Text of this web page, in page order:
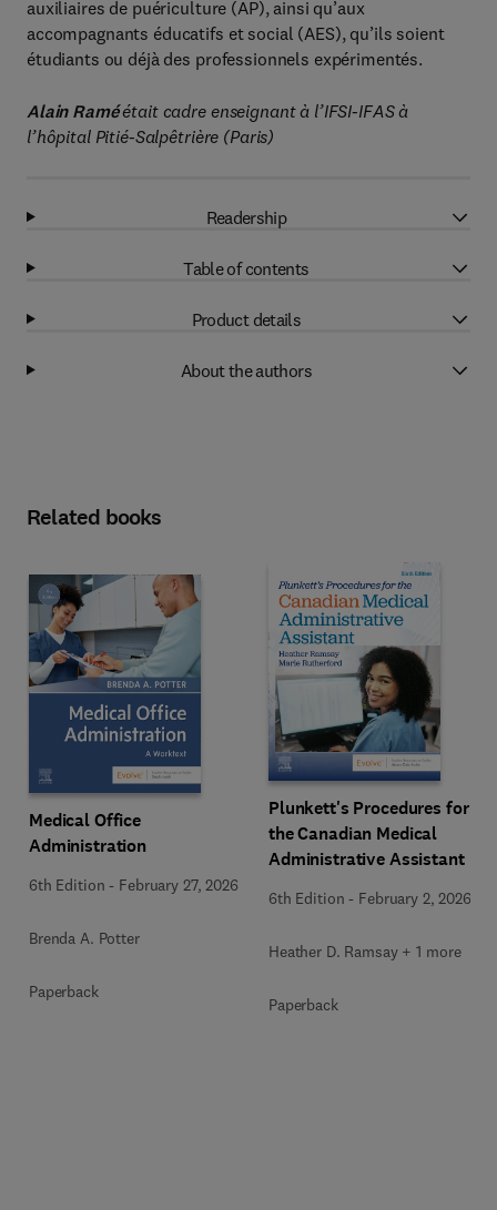
auxiliaires de puériculture (AP), ainsi qu’aux
accompagnants éducatifs et social (AES), qu’ils soient
étudiants ou déjà des professionnels expérimentés.
Alain Raméétait cadre enseignant à l’IFSI-IFAS à
l’hôpital Pitié-Salpêtrière (Paris)
Readership
Table of contents
Product details
About the authors
Related books
Medical Office
Administration
6th Edition - February 27, 2026
Brenda A. Potter
Paperback
Plunkett's Procedures for
the Canadian Medical
Administrative Assistant
6th Edition - February 2, 2026
Heather D. Ramsay + 1 more
Paperback